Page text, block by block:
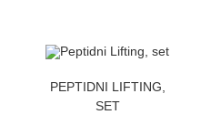
PEPTIDNI LIFTING,
SET